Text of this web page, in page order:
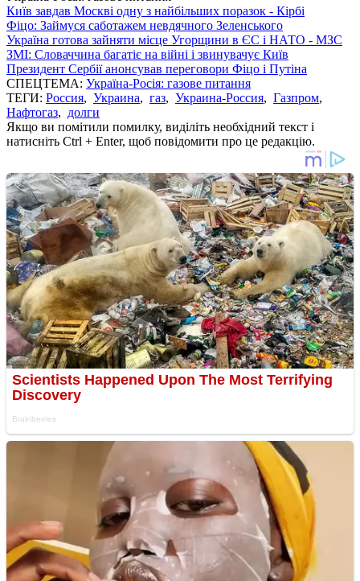
Київ завдав Москві одну з найбільших поразок - Кірбі
Фіцо: Займуся саботажем невдячного Зеленського
Україна готова зайняти місце Угорщини в ЄС і НАТО - МЗС
ЗМІ: Словаччина багатіє на війні і звинувачує Київ
Президент Сербії анонсував переговори Фіцо і Путіна
СПЕЦТЕМА: Україна-Росія: газове питання
ТЕГИ: Россия, Украина, газ, Украина-Россия, Газпром,
Нафтогаз, долги
Якщо ви помітили помилку, виділіть необхідний текст і
натисніть Ctrl + Enter, щоб повідомити про це редакцію.